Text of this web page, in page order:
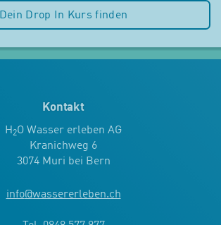
Dein Drop In Kurs finden
Kontakt
H2O Wasser erleben AG
Kranichweg 6
3074 Muri bei Bern
info@wassererleben.ch